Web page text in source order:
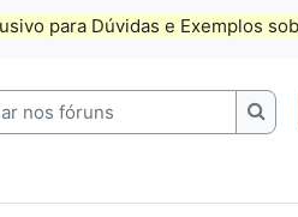
para Dúvidas e Exemplos
nos fóruns